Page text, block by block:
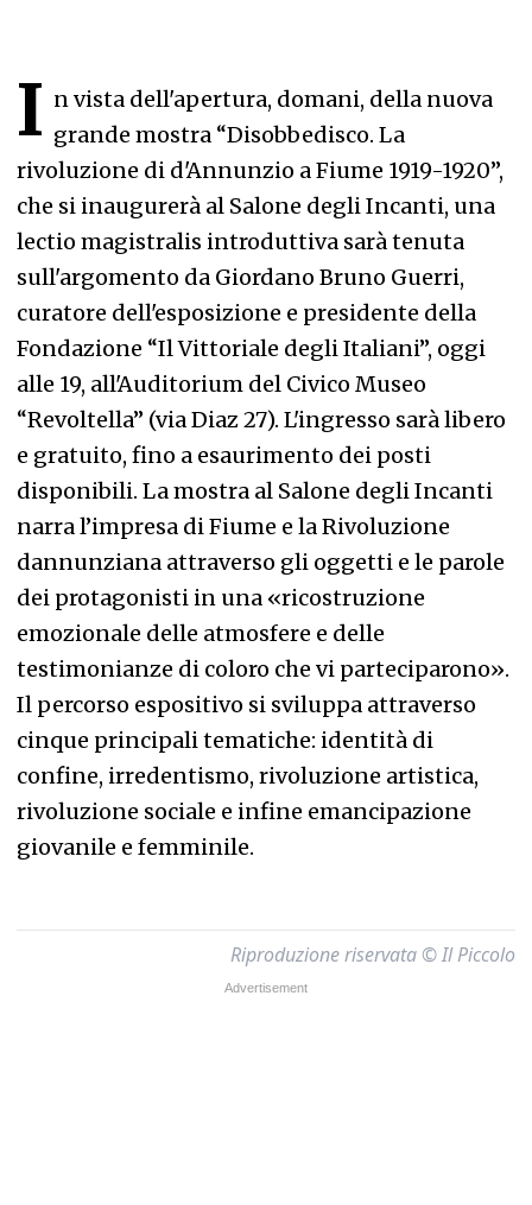
I n vista dell'apertura, domani, della nuova
grande mostra “Disobbedisco. La
rivoluzione di d'Annunzio a Fiume 1919-1920”,
che si inaugurerà al Salone degli Incanti, una
lectio magistralis introduttiva sarà tenuta
sull'argomento da Giordano Bruno Guerri,
curatore dell'esposizione e presidente della
Fondazione “Il Vittoriale degli Italiani”, oggi
alle 19, all'Auditorium del Civico Museo
“Revoltella” (via Diaz 27). L'ingresso sarà libero
e gratuito, fino a esaurimento dei posti
disponibili. La mostra al Salone degli Incanti
narra l’impresa di Fiume e la Rivoluzione
dannunziana attraverso gli oggetti e le parole
dei protagonisti in una «ricostruzione
emozionale delle atmosfere e delle
testimonianze di coloro che vi parteciparono».
Il percorso espositivo si sviluppa attraverso
cinque principali tematiche: identità di
confine, irredentismo, rivoluzione artistica,
rivoluzione sociale e infine emancipazione
giovanile e femminile.
Riproduzione riservata © Il Piccolo